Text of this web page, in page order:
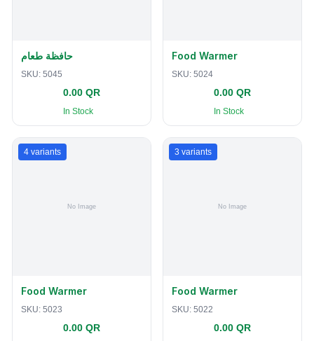
حافظة طعام
SKU: 5045
0.00 QR
In Stock
Food Warmer
SKU: 5024
0.00 QR
In Stock
4 variants
Food Warmer
SKU: 5023
0.00 QR
3 variants
Food Warmer
SKU: 5022
0.00 QR